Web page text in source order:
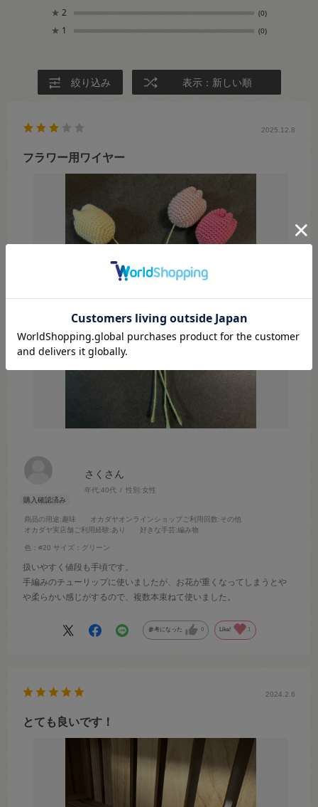
★ 2 (0)
★ 1 (0)
絞り込み 表示：新しい順
さくさん
年代:40代 性別:女性
商品の用途:趣味 オカダヤオンラインショップご利用回数:その他
オカダヤ実店舗ご利用経験:あり 好きな手芸:編み物
色：#20 サイズ：グリーン
2025.12.8
フラワー用ワイヤー
扱いやすく値段も手頃です。
手編みのチューリップに使いましたが、お花が重くなってしまうとや
や柔らかい感じがするので、複数本束ねて使いました。
参考になった 0 Like! 1
2024.2.6
とても良いです！